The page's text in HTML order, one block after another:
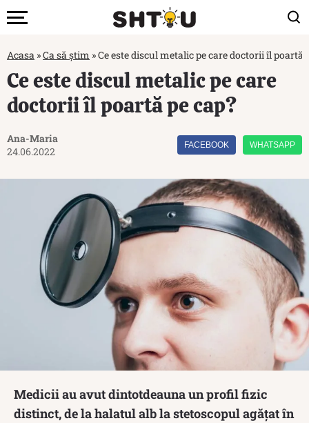
Acasa »Ca să știm »Ce este discul metalic pe care doctorii îl poartă
Ce este discul metalic pe care
doctorii îl poartă pe cap?
Ana-Maria
24.06.2022
FACEBOOK WHATSAPP
Medicii au avut dintotdeauna un profil fizic
distinct, de la halatul alb la stetoscopul agățat în